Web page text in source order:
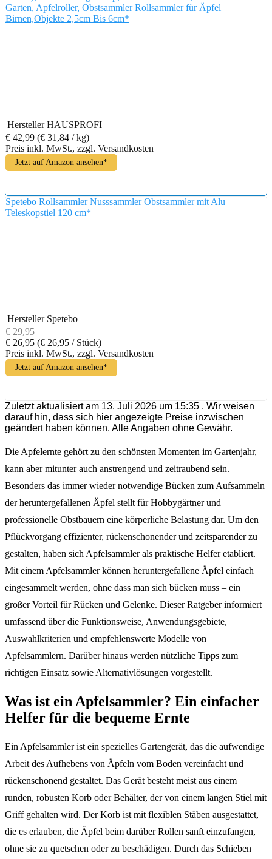
Garten, Apfelroller, Obstsammler Rollsammler für Äpfel
Birnen,Objekte 2,5cm Bis 6cm*
Hersteller HAUSPROFI
€ 42,99 (€ 31,84 / kg)
Preis inkl. MwSt., zzgl. Versandkosten
Jetzt auf Amazon ansehen*
Spetebo Rollsammler Nusssammler Obstsammler mit Alu
Teleskopstiel 120 cm*
Hersteller Spetebo
€ 29,95
€ 26,95 (€ 26,95 / Stück)
Preis inkl. MwSt., zzgl. Versandkosten
Jetzt auf Amazon ansehen*
Zuletzt aktualisiert am 13. Juli 2026 um 15:35 . Wir weisen
darauf hin, dass sich hier angezeigte Preise inzwischen
geändert haben können. Alle Angaben ohne Gewähr.
Die Apfelernte gehört zu den schönsten Momenten im Gartenjahr,
kann aber mitunter auch anstrengend und zeitraubend sein.
Besonders das immer wieder notwendige Bücken zum Aufsammeln
der heruntergefallenen Äpfel stellt für Hobbygärtner und
professionelle Obstbauern eine körperliche Belastung dar. Um den
Pflückvorgang effizienter, rückenschonender und zeitsparender zu
gestalten, haben sich Apfelsammler als praktische Helfer etabliert.
Mit einem Apfelsammler können heruntergefallene Äpfel einfach
eingesammelt werden, ohne dass man sich bücken muss – ein
großer Vorteil für Rücken und Gelenke. Dieser Ratgeber informiert
umfassend über die Funktionsweise, Anwendungsgebiete,
Auswahlkriterien und empfehlenswerte Modelle von
Apfelsammlern. Darüber hinaus werden nützliche Tipps zum
richtigen Einsatz sowie Alternativlösungen vorgestellt.
Was ist ein Apfelsammler? Ein einfacher
Helfer für die bequeme Ernte
Ein Apfelsammler ist ein spezielles Gartengerät, das die aufwendige
Arbeit des Aufhebens von Äpfeln vom Boden vereinfacht und
rückenschonend gestaltet. Das Gerät besteht meist aus einem
runden, robusten Korb oder Behälter, der von einem langen Stiel mit
Griff gehalten wird. Der Korb ist mit flexiblen Stäben ausgestattet,
die es erlauben, die Äpfel beim darüber Rollen sanft einzufangen,
ohne sie zu quetschen oder zu beschädigen. Durch das Schieben